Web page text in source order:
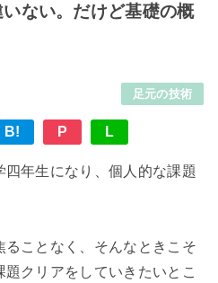
いない。だけど基礎の概
足元の技術
B! P L
年生になり、個人的な課題
ことなく、そんなときこそ
クリアをしていきたいとこ